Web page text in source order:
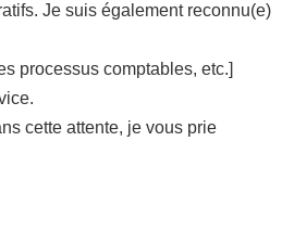
Je suis également reconnu(e)
processus comptables, etc.]
cette attente, je vous prie